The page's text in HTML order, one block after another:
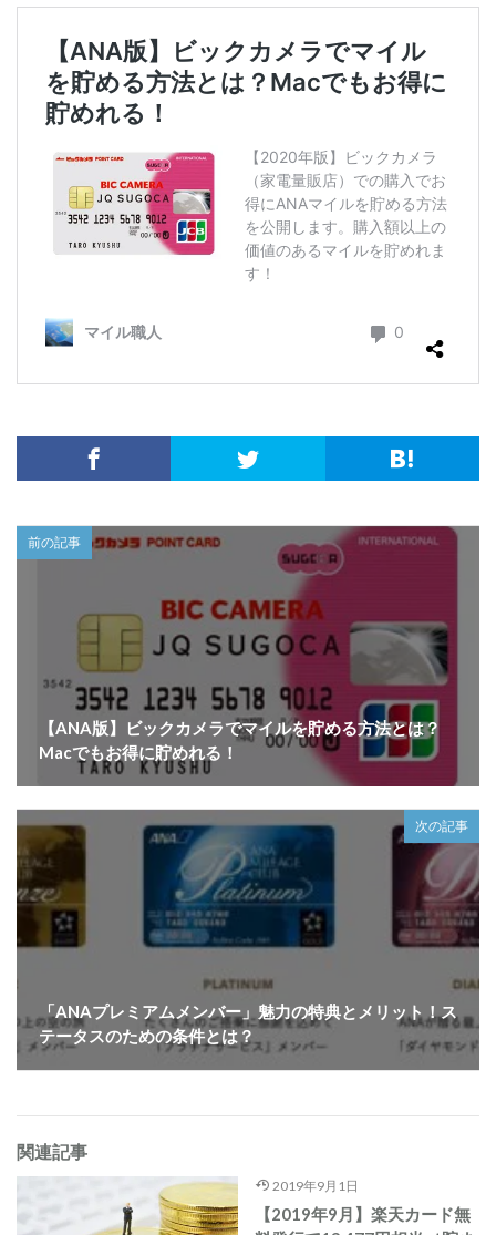
前の記事
【ANA版】ビックカメラでマイルを貯める方法とは？
Macでもお得に貯めれる！
次の記事
「ANAプレミアムメンバー」魅力の特典とメリット！ス
テータスのための条件とは？
関連記事
2019年9月1日
【2019年9月】楽天カード無